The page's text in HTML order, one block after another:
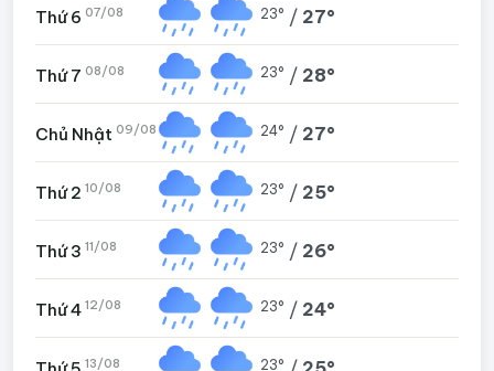
Thứ 6 07/08 23° / 27°
Thứ 7 08/08 23° / 28°
Chủ Nhật 09/08 24° / 27°
Thứ 2 10/08 23° / 25°
Thứ 3 11/08 23° / 26°
Thứ 4 12/08 23° / 24°
13/08 23°